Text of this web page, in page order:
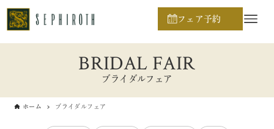
フェア予約
BRIDAL FAIR
ブライダルフェア
ホーム ブライダルフェア